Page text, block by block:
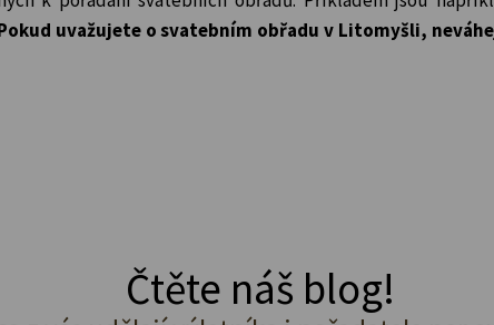
uvažujete o svatebním obřadu v Litomyšli,
Čtěte náš blog!